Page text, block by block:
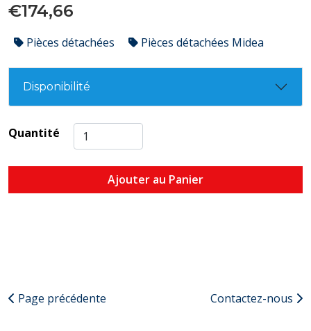
€174,66
Pièces détachées Pièces détachées Midea
Disponibilité
Quantité
Ajouter au Panier
Page précédente Contactez-nous